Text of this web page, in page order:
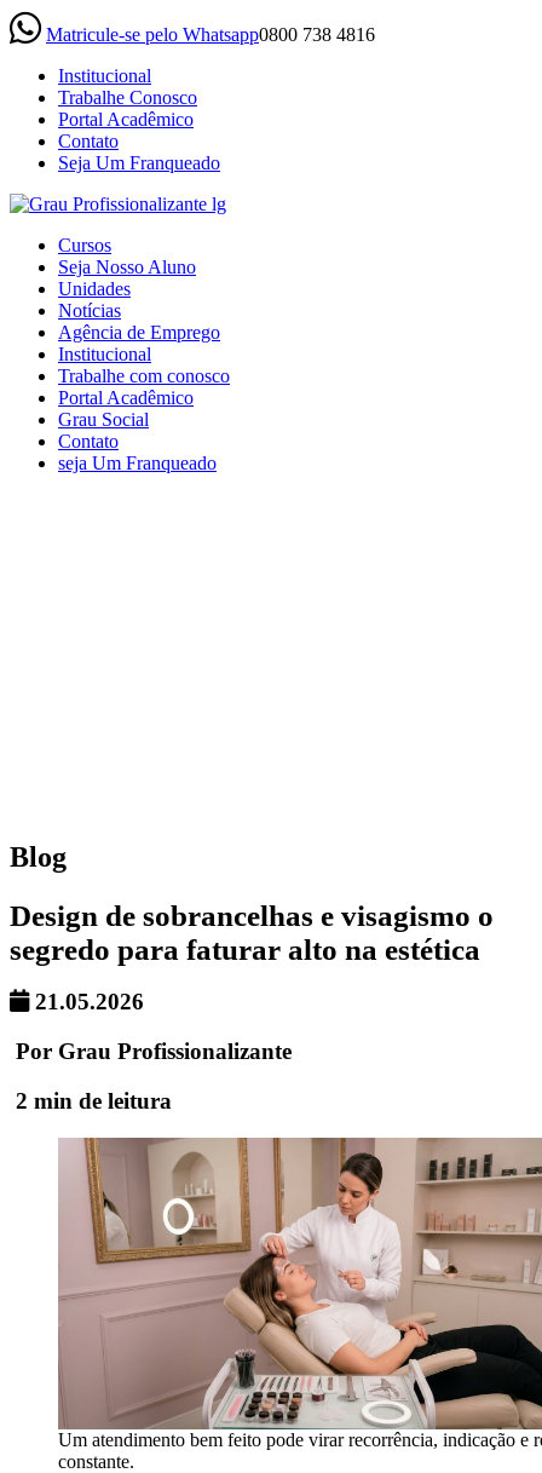
Matricule-se pelo Whatsapp0800 738 4816
Institucional
Trabalhe Conosco
Portal Acadêmico
Contato
Seja Um Franqueado
Cursos(current)
Seja Nosso Aluno
Unidades
Notícias
Agência de Emprego
Institucional
Trabalhe com conosco
Portal Acadêmico
Grau Social
Contato
seja Um Franqueado
Blog
Design de sobrancelhas e visagismo o
segredo para faturar alto na estética
21.05.2026
Por Grau Profissionalizante
2 min de leitura
Um atendimento bem feito pode virar recorrência, indicação e
constante.